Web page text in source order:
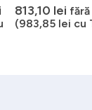
Prețul
curent
0out of 5
813,10 lei
(983,85 lei cu